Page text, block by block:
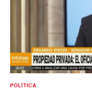
POLÍTICA